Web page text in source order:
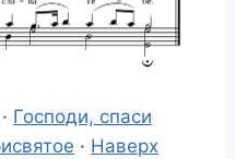
· Господи, спаси
· Наверх